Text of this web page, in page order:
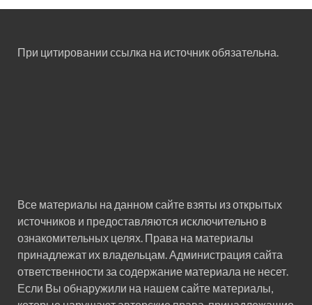
При цитировании ссылка на источник обязательна.
Все материалы на данном сайте взяты из открытых
источников и предоставляются исключительно в
ознакомительных целях. Права на материалы
принадлежат их владельцам. Администрация сайта
ответственности за содержание материала не несет.
Если Вы обнаружили на нашем сайте материалы,